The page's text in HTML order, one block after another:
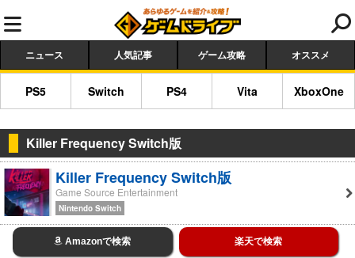
ニュース 人気記事 ゲーム攻略 オススメ
PS5 Switch PS4 Vita XboxOne
Killer Frequency Switch版
Killer Frequency Switch版
Game Source Entertainment
Nintendo Switch
Amazonで検索 楽天で検索